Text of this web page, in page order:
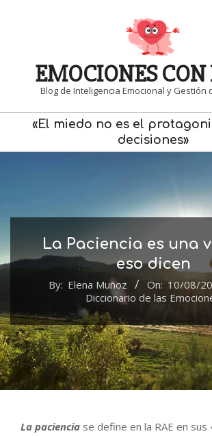
EMOCIONES CON
Blog de Inteligencia Emocional y Gestión
Primary
Menu
«El miedo no es el
decisiones»
La Paciencia es una
eso dicen
By: Elena Muñoz On: 10/08/
Diccionario de las
La paciencia se define en la RAE en sus